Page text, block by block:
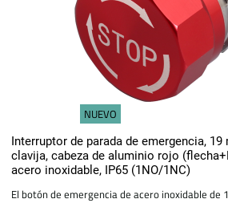
NUEVO
Interruptor de parada de emergencia,
clavija, cabeza de aluminio rojo
acero inoxidable, IP65 (1NO/1NC)
El botón de emergencia de acero inoxidable de